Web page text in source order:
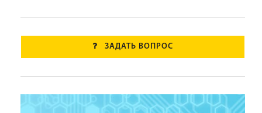
ЗАДАТЬ ВОПРОС